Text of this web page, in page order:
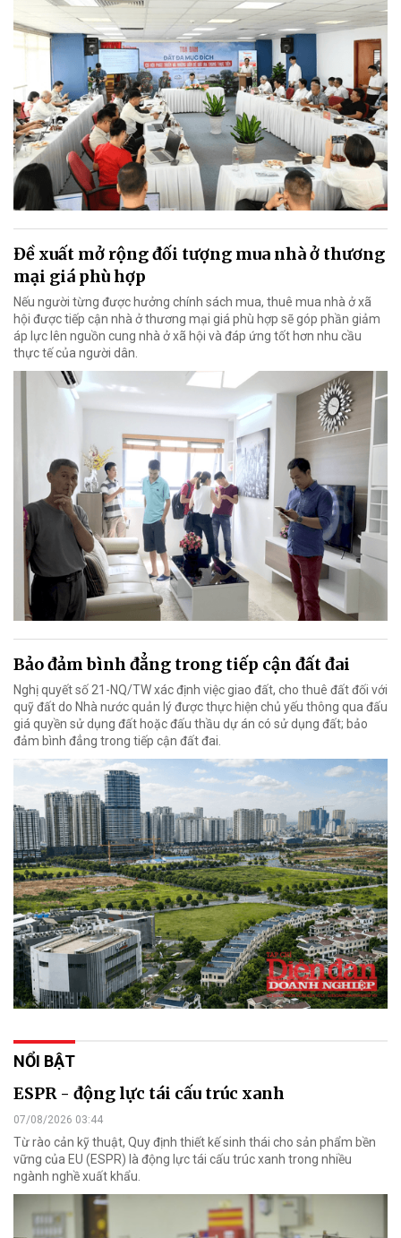
Đề xuất mở rộng đối tượng mua nhà ở thương
mại giá phù hợp
Nếu người từng được hưởng chính sách mua, thuê mua nhà ở xã
hội được tiếp cận nhà ở thương mại giá phù hợp sẽ góp phần giảm
áp lực lên nguồn cung nhà ở xã hội và đáp ứng tốt hơn nhu cầu
thực tế của người dân.
Bảo đảm bình đẳng trong tiếp cận đất đai
Nghị quyết số 21-NQ/TW xác định việc giao đất, cho thuê đất đối với
quỹ đất do Nhà nước quản lý được thực hiện chủ yếu thông qua đấu
giá quyền sử dụng đất hoặc đấu thầu dự án có sử dụng đất; bảo
đảm bình đẳng trong tiếp cận đất đai.
NỔI BẬT
ESPR - động lực tái cấu trúc xanh
07/08/2026 03:44
Từ rào cản kỹ thuật, Quy định thiết kế sinh thái cho sản phẩm bền
vững của EU (ESPR) là động lực tái cấu trúc xanh trong nhiều
ngành nghề xuất khẩu.